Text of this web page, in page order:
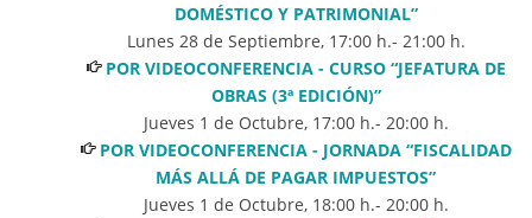
DOMÉSTICO Y PATRIMONIAL”
Lunes 28 de Septiembre, 17:00h.- 21:00h.
POR VIDEOCONFERENCIA - CURSO “JEFATURA DE
OBRAS (3ª EDICIÓN)”
Jueves 1 de Octubre, 17:00h.- 20:00h.
POR VIDEOCONFERENCIA - JORNADA “FISCALIDAD
MÁS ALLÁ DE PAGAR IMPUESTOS”
Jueves 1 de Octubre, 18:00h.- 20:00h.